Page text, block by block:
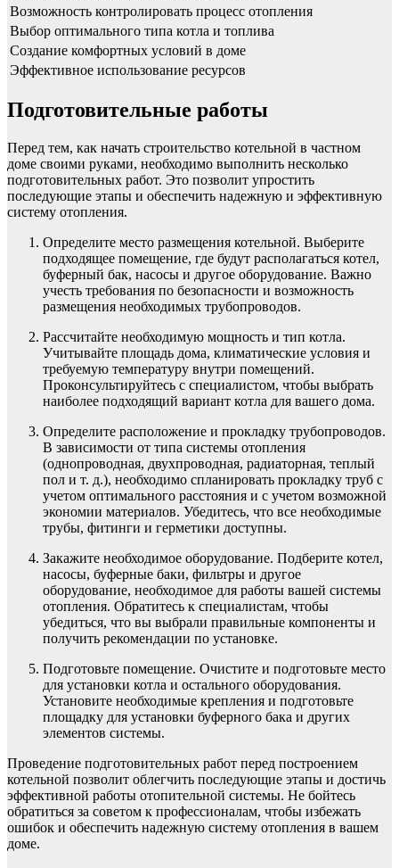
Возможность контролировать процесс отопления
Выбор оптимального типа котла и топлива
Создание комфортных условий в доме
Эффективное использование ресурсов
Подготовительные работы
Перед тем, как начать строительство котельной в частном
доме своими руками, необходимо выполнить несколько
подготовительных работ. Это позволит упростить
последующие этапы и обеспечить надежную и эффективную
систему отопления.
Определите место размещения котельной. Выберите
подходящее помещение, где будут располагаться котел,
буферный бак, насосы и другое оборудование. Важно
учесть требования по безопасности и возможность
размещения необходимых трубопроводов.
Рассчитайте необходимую мощность и тип котла.
Учитывайте площадь дома, климатические условия и
требуемую температуру внутри помещений.
Проконсультируйтесь с специалистом, чтобы выбрать
наиболее подходящий вариант котла для вашего дома.
Определите расположение и прокладку трубопроводов.
В зависимости от типа системы отопления
(однопроводная, двухпроводная, радиаторная, теплый
пол и т. д.), необходимо спланировать прокладку труб с
учетом оптимального расстояния и с учетом возможной
экономии материалов. Убедитесь, что все необходимые
трубы, фитинги и герметики доступны.
Закажите необходимое оборудование. Подберите котел,
насосы, буферные баки, фильтры и другое
оборудование, необходимое для работы вашей системы
отопления. Обратитесь к специалистам, чтобы
убедиться, что вы выбрали правильные компоненты и
получить рекомендации по установке.
Подготовьте помещение. Очистите и подготовьте место
для установки котла и остального оборудования.
Установите необходимые крепления и подготовьте
площадку для установки буферного бака и других
элементов системы.
Проведение подготовительных работ перед построением
котельной позволит облегчить последующие этапы и достичь
эффективной работы отопительной системы. Не бойтесь
обратиться за советом к профессионалам, чтобы избежать
ошибок и обеспечить надежную систему отопления в вашем
доме.